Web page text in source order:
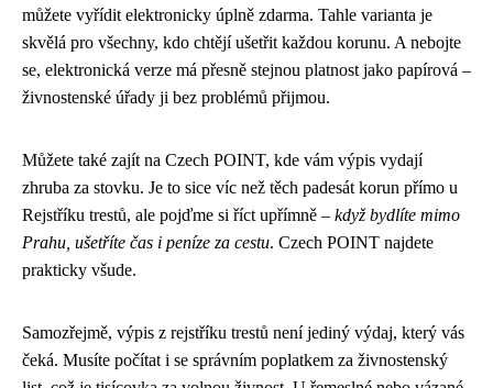
můžete vyřídit elektronicky úplně zdarma. Tahle varianta je
skvělá pro všechny, kdo chtějí ušetřit každou korunu. A nebojte
se, elektronická verze má přesně stejnou platnost jako papírová –
živnostenské úřady ji bez problémů přijmou.
Můžete také zajít na Czech POINT, kde vám výpis vydají
zhruba za stovku. Je to sice víc než těch padesát korun přímo u
Rejstříku trestů, ale pojďme si říct upřímně – když bydlíte mimo
Prahu, ušetříte čas i peníze za cestu. Czech POINT najdete
prakticky všude.
Samozřejmě, výpis z rejstříku trestů není jediný výdaj, který vás
čeká. Musíte počítat i se správním poplatkem za živnostenský